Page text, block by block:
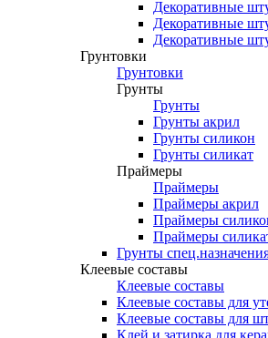
Декоративные
Декоративные
Декоративные
Грунтовки
Грунтовки
Грунты
Грунты
Грунты акрил
Грунты силикон
Грунты силикат
Праймеры
Праймеры
Праймеры акрил
Праймеры
Праймеры
Грунты
Клеевые составы
Клеевые составы
Клеевые составы для
Клеевые составы для
Клей и затирка для